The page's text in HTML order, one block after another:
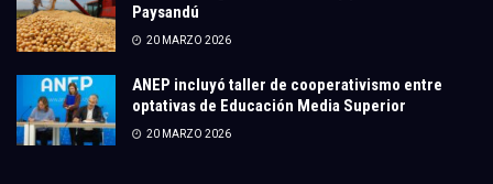
Paysandú
20 MARZO 2026
ANEP incluyó taller de cooperativismo entre
optativas de Educación Media Superior
20 MARZO 2026